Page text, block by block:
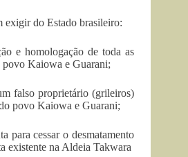
exigir do Estado brasileiro:
e homologação de toda as
povo Kaiowa e Guarani;
falso proprietário (grileiros)
povo Kaiowa e Guarani;
para cessar o desmatamento
existente na Aldeia Takwara